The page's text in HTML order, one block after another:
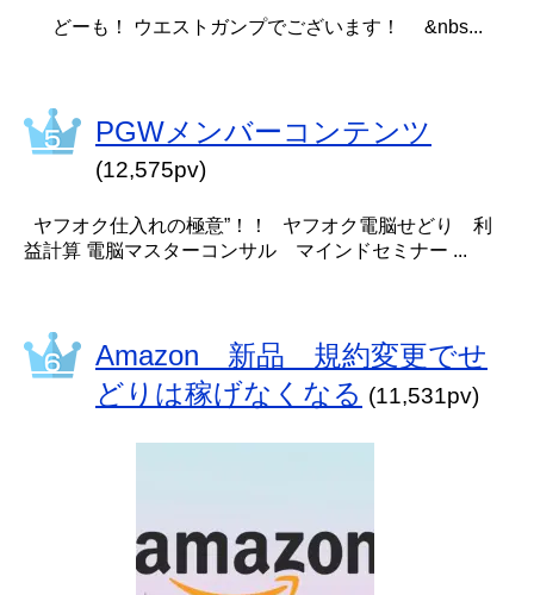
どーも！ ウエストガンプでございます！ &nbs...
PGWメンバーコンテンツ
(12,575pv)
ヤフオク仕入れの極意”！！ ヤフオク電脳せどり 利
益計算 電脳マスターコンサル マインドセミナー ...
Amazon 新品 規約変更でせ
どりは稼げなくなる (11,531pv)